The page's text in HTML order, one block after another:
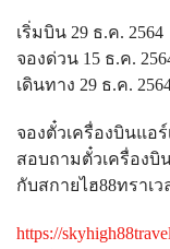
เริ่มบิน 29 ธ.ค. 2564
จองด่วน 15 ธ.ค.
เดินทาง 29 ธ.ค.
จองตั๋วเครื่องบินแอ
สอบถามตั๋วเครื่องบิ
กับสกายไฮ88ทราเว
https://